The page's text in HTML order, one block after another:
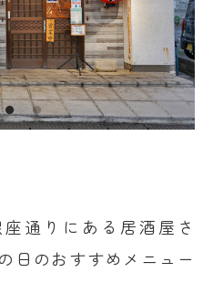
通りにある居酒屋さ
日のおすすめメニュー